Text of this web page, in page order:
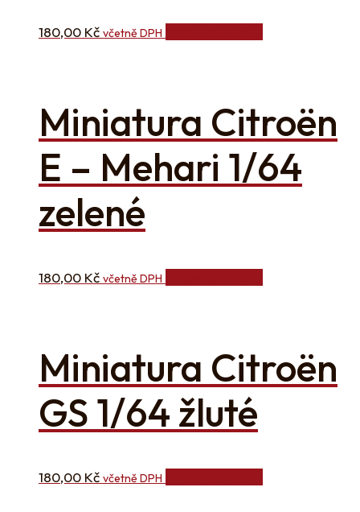
180,00 Kč včetně DPH
Miniatura Citroën
E – Mehari 1/64
zelené
180,00 Kč včetně DPH
Miniatura Citroën
GS 1/64 žluté
180,00 Kč včetně DPH